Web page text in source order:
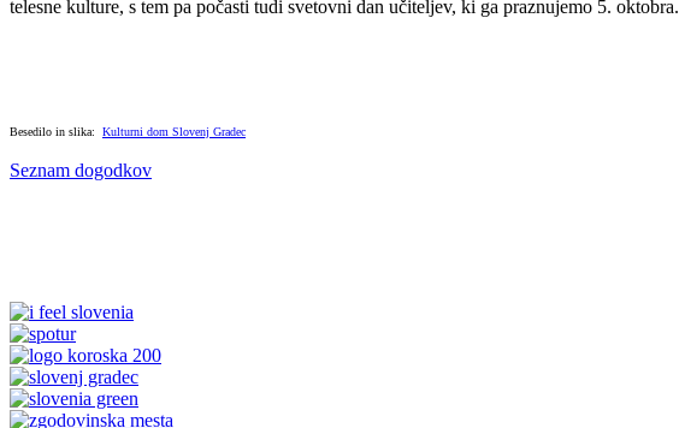
telesne kulture, s tem pa počasti tudi svetovni dan učiteljev, ki ga praznujemo 5. oktobra.
Besedilo in slika: Kulturni dom Slovenj Gradec
Seznam dogodkov